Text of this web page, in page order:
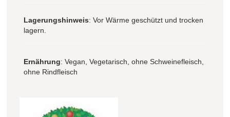
Lagerungshinweis: Vor Wärme geschützt und trocken
lagern.
Ernährung: Vegan, Vegetarisch, ohne Schweinefleisch,
ohne Rindfleisch